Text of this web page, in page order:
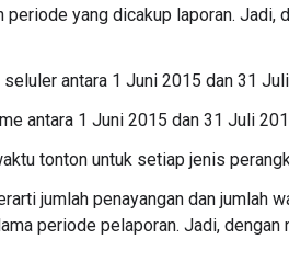
yang dicakup laporan. Jadi,
antara 1 Juni 2015 dan 31
antara 1 Juni 2015 dan 31 Juli
tonton untuk setiap jenis
jumlah penayangan dan jumlah
periode pelaporan. Jadi, dengan